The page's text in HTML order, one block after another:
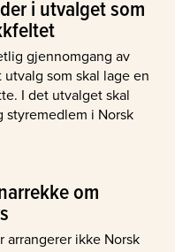
i utvalget som
gjennomgang av
som skal lage en
I det utvalget skal
styremedlem i Norsk
om
arrangerer ikke Norsk